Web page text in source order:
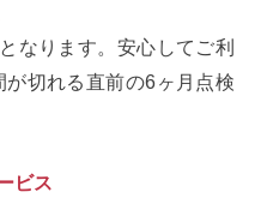
なります。安心してご利
切れる直前の6ヶ月点検
ビス